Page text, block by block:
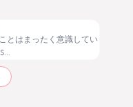
とはまったく意識してい